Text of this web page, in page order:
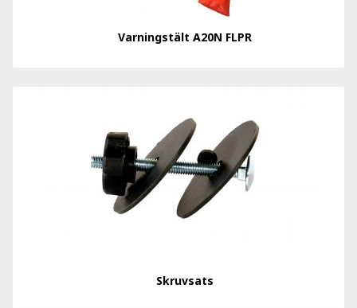
Varningstält A20N FLPR
Skruvsats